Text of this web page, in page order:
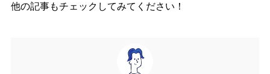
他の記事もチェックしてみてください！